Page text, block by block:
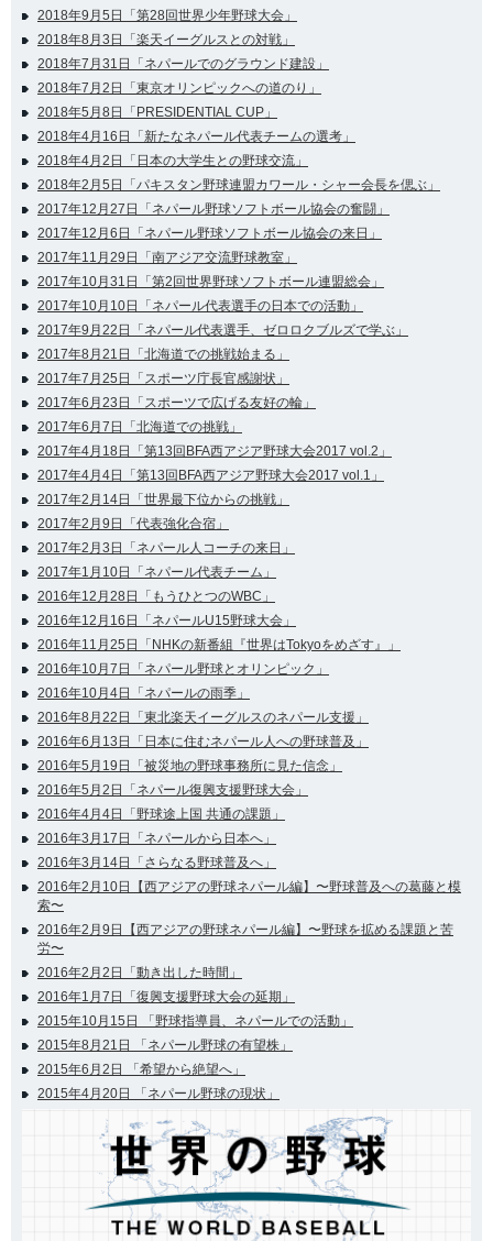
2018年9月5日「第28回世界少年野球大会」
2018年8月3日「楽天イーグルスとの対戦」
2018年7月31日「ネパールでのグラウンド建設」
2018年7月2日「東京オリンピックへの道のり」
2018年5月8日「PRESIDENTIAL CUP」
2018年4月16日「新たなネパール代表チームの選考」
2018年4月2日「日本の大学生との野球交流」
2018年2月5日「パキスタン野球連盟カワール・シャー会長を偲ぶ」
2017年12月27日「ネパール野球ソフトボール協会の奮闘」
2017年12月6日「ネパール野球ソフトボール協会の来日」
2017年11月29日「南アジア交流野球教室」
2017年10月31日「第2回世界野球ソフトボール連盟総会」
2017年10月10日「ネパール代表選手の日本での活動」
2017年9月22日「ネパール代表選手、ゼロロクブルズで学ぶ」
2017年8月21日「北海道での挑戦始まる」
2017年7月25日「スポーツ庁長官感謝状」
2017年6月23日「スポーツで広げる友好の輪」
2017年6月7日「北海道での挑戦」
2017年4月18日「第13回BFA西アジア野球大会2017 vol.2」
2017年4月4日「第13回BFA西アジア野球大会2017 vol.1」
2017年2月14日「世界最下位からの挑戦」
2017年2月9日「代表強化合宿」
2017年2月3日「ネパール人コーチの来日」
2017年1月10日「ネパール代表チーム」
2016年12月28日「もうひとつのWBC」
2016年12月16日「ネパールU15野球大会」
2016年11月25日「NHKの新番組『世界はTokyoをめざす』」
2016年10月7日「ネパール野球とオリンピック」
2016年10月4日「ネパールの雨季」
2016年8月22日「東北楽天イーグルスのネパール支援」
2016年6月13日「日本に住むネパール人への野球普及」
2016年5月19日「被災地の野球事務所に見た信念」
2016年5月2日「ネパール復興支援野球大会」
2016年4月4日「野球途上国 共通の課題」
2016年3月17日「ネパールから日本へ」
2016年3月14日「さらなる野球普及へ」
2016年2月10日【西アジアの野球ネパール編】〜野球普及への葛藤と模
索〜
2016年2月9日【西アジアの野球ネパール編】〜野球を拡める課題と苦
労〜
2016年2月2日「動き出した時間」
2016年1月7日「復興支援野球大会の延期」
2015年10月15日 「野球指導員、ネパールでの活動」
2015年8月21日 「ネパール野球の有望株」
2015年6月2日 「希望から絶望へ」
2015年4月20日 「ネパール野球の現状」